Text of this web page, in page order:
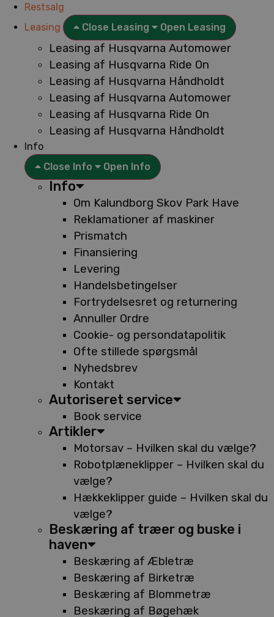
Restsalg
Leasing
Close Leasing Open Leasing
Leasing af Husqvarna Automower
Leasing af Husqvarna Ride On
Leasing af Husqvarna Håndholdt
Leasing af Husqvarna Automower
Leasing af Husqvarna Ride On
Leasing af Husqvarna Håndholdt
Info
Close Info
Open Info
Info
Om Kalundborg Skov Park Have
Reklamationer af maskiner
Prismatch
Finansiering
Levering
Handelsbetingelser
Fortrydelsesret og returnering
Annuller Ordre
Cookie- og persondatapolitik
Ofte stillede spørgsmål
Nyhedsbrev
Kontakt
Autoriseret service
Book service
Artikler
Motorsav – Hvilken skal du vælge?
Robotplæneklipper – Hvilken skal du
vælge?
Hækkeklipper guide – Hvilken skal du
vælge?
Beskæring af træer og buske i
haven
Beskæring af Æbletræ
Beskæring af Birketræ
Beskæring af Blommetræ
Beskæring af Bøgehæk